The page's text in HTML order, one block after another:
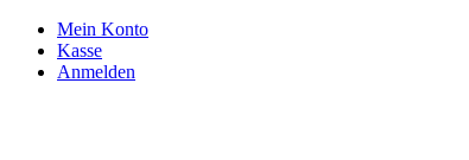
Mein Konto
Kasse
Anmelden